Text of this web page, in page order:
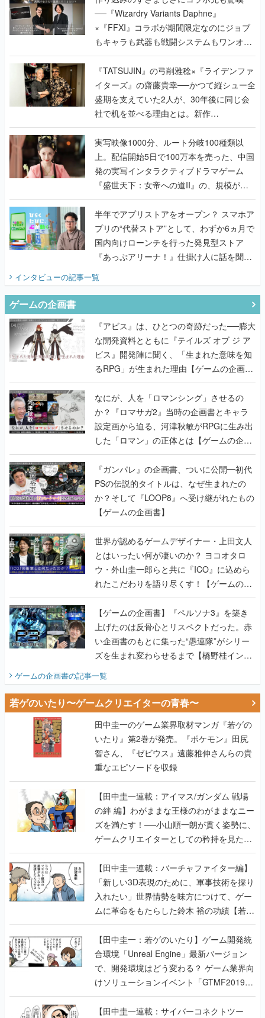
──『Wizardry Variants Daphne』
×『FFXI』コラボが期間限定なのにジョブ
もキャラも武器も戦闘システムもワンオフ
で作り込まれた理由を両ディレクターに聞
く
『TATSUJIN』の弓削雅稔×『ライデンファ
イターズ』の齋藤貴幸──かつて縦シュー全
盛期を支えていた2人が、30年後に同じ会
社で机を並べる理由とは。新作
『TATSUJIN EXTREME』で初タッグを組
んだレジェンド2人に訊く開発秘話
実写映像1000分、ルート分岐100種類以
上。配信開始5日で100万本を売った、中国
発の実写インタラクティブドラマゲーム
『盛世天下：女帝への道II』の、規模が違
うこだわりをプロデューサーに聞いた
半年でアプリストアをオープン？ スマホア
プリの“代替ストア”として、わずか6ヵ月で
国内向けローンチを行った発見型ストア
『あっぷアリーナ！』仕掛け人に話を聞い
てみた
インタビューの記事一覧
ゲームの企画書
『アビス』は、ひとつの奇跡だった──膨大
な開発資料とともに『テイルズ オブ ジ ア
ビス』開発陣に聞く、「生まれた意味を知
るRPG」が生まれた理由【ゲームの企画
書】
なにが、人を「ロマンシング」させるの
か？『ロマサガ2』当時の企画書とキャラ
設定画から迫る、河津秋敏がRPGに生み出
した「ロマン」の正体とは【ゲームの企画
書】
『ガンパレ』の企画書、ついに公開━初代
PSの伝説的タイトルは、なぜ生まれたの
か？そして『LOOP8』へ受け継がれたもの
【ゲームの企画書】
世界が認めるゲームデザイナー・上田文人
とはいったい何が凄いのか？ ヨコオタロ
ウ・外山圭一郎らと共に『ICO』に込めら
れたこだわりを語り尽くす！【ゲームの企
画書】
【ゲームの企画書】『ペルソナ3』を築き
上げたのは反骨心とリスペクトだった。赤
い企画書のもとに集った“愚連隊”がシリー
ズを生まれ変わらせるまで【橋野桂インタ
ビュー】
ゲームの企画書の記事一覧
若ゲのいたり〜ゲームクリエイターの青春〜
田中圭一のゲーム業界取材マンガ『若ゲの
いたり』第2巻が発売。『ポケモン』田尻
智さん、『ゼビウス』遠藤雅伸さんらの貴
重なエピソードを収録
【田中圭一連載：アイマス/ガンダム 戦場
の絆 編】わがままな王様のわがままなニー
ズを満たす！──小山順一朗が貫く姿勢に、
ゲームクリエイターとしての矜持を見た
【若ゲのいたり最終回】
【田中圭一連載：バーチャファイター編】
「新しい3D表現のために、軍事技術を採り
入れたい」世界情勢を味方につけて、ゲー
ムに革命をもたらした鈴木 裕の功績【若ゲ
のいたり】
【田中圭一：若ゲのいたり】ゲーム開発統
合環境「Unreal Engine」最新バージョン
で、開発環境はどう変わる？ ゲーム業界向
けソリューションイベント「GTMF2019」
に行って、より理解を深めよう【PR】
【田中圭一連載：サイバーコネクトツー